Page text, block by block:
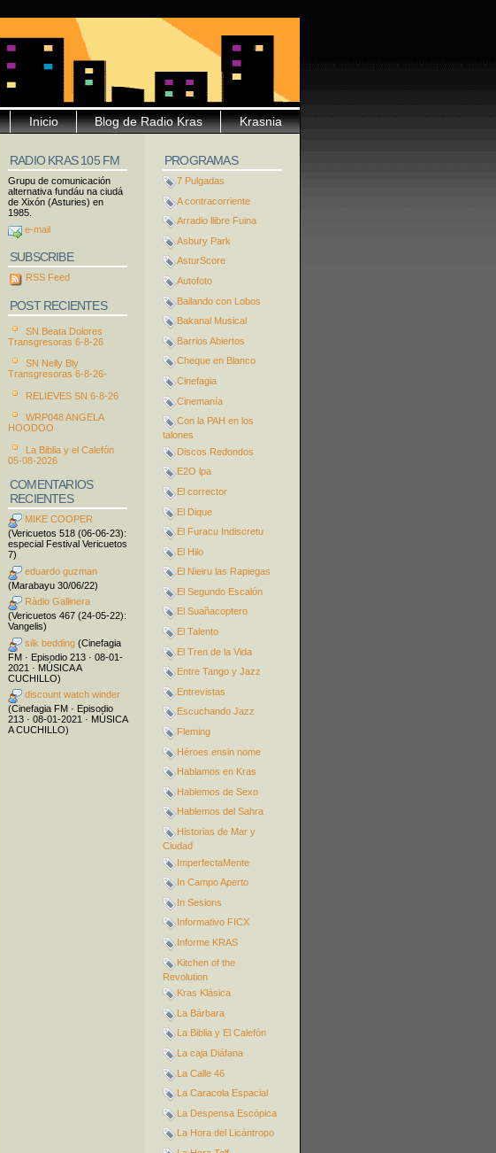
Krasnia
Blog de Radio Kras
Inicio
PROGRAMAS
7 Pulgadas
A contracorriente
Arradio llibre Fuina
Asbury Park
AsturScore
Autofoto
Bailando con Lobos
Bakanal Musical
Barrios Abiertos
Cheque en Blanco
Cinefagia
Cinemanía
Con la PAH en los
talones
Discos Redondos
E2O lpa
El corrector
El Dique
El Furacu Indiscretu
El Hilo
El Nieiru las Rapiegas
El Segundo Escalón
El Suañacoptero
El Talento
El Tren de la Vida
Entre Tango y Jazz
Entrevistas
Escuchando Jazz
Fleming
Héroes ensin nome
Hablamos en Kras
Hablemos de Sexo
Hablemos del Sahra
Historias de Mar y
Ciudad
ImperfectaMente
In Campo Aperto
In Sesions
Informativo FICX
Informe KRAS
Kitchen of the
Revolution
Kras Klásica
La Bárbara
La Biblia y El Calefón
La caja Diáfana
La Calle 46
La Caracola Espacial
La Despensa Escópica
La Hora del Licántropo
RADIO KRAS 105 FM
Grupu de comunicación
alternativa fundáu na ciudá
de Xixón (Asturies) en
1985.
e-mail
SUBSCRIBE
RSS Feed
POST RECIENTES
SN Beata Dolores
Transgresoras 6-8-26
SN Nelly Bly
Transgresoras 6-8-26-
RELIEVES SN 6-8-26
WRP048 ANGELA
HOODOO
La Biblia y el Calefón
05-08-2026
COMENTARIOS
RECIENTES
MIKE COOPER
(Vericuetos 518 (06-06-23):
especial Festival Vericuetos
7)
eduardo guzman
(Marabayu 30/06/22)
Ràdio Gallinera
(Vericuetos 467 (24-05-22):
Vangelis)
silk bedding (Cinefagia
FM · Episodio 213 · 08-01-
2021 · MÚSICA A
CUCHILLO)
discount watch winder
(Cinefagia FM · Episodio
213 · 08-01-2021 · MÚSICA
A CUCHILLO)